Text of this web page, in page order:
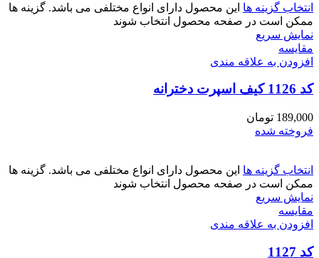
انتخاب گزینه ها این محصول دارای انواع مختلفی می باشد. گزینه ها
ممکن است در صفحه محصول انتخاب شوند
نمایش سریع
مقايسه
افزودن به علاقه مندی
کد 1126 کیف اسپرت دخترانه
189,000 تومان
فروخته شده
انتخاب گزینه ها این محصول دارای انواع مختلفی می باشد. گزینه ها
ممکن است در صفحه محصول انتخاب شوند
نمایش سریع
مقايسه
افزودن به علاقه مندی
کد 1127